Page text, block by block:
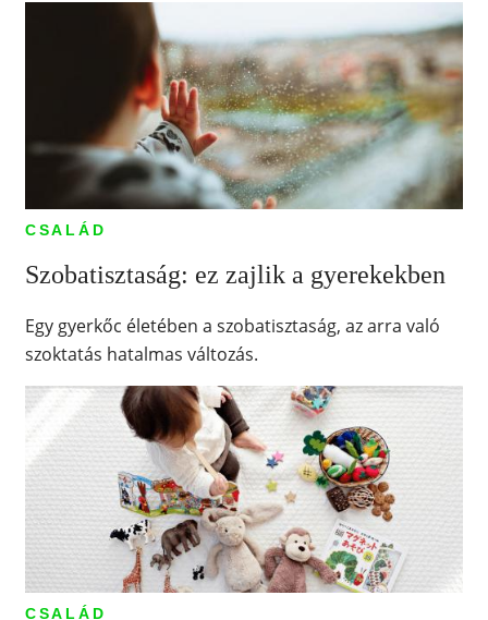
CSALÁD
Szobatisztaság: ez zajlik a gyerekekben
Egy gyerkőc életében a szobatisztaság, az arra való
szoktatás hatalmas változás.
CSALÁD